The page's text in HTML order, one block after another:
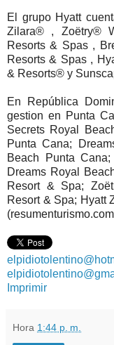
El grupo Hyatt
Zilara® , Zoëtry®
Resorts & Spas ,
Resorts & Spas ,
& Resorts® y
En República
gestion en Punta
Secrets Royal
Punta Cana;
Beach Punta
Dreams Royal
Resort & Spa;
Resort & Spa; Hyatt
Imprimir
Hora 1:44 p. m.